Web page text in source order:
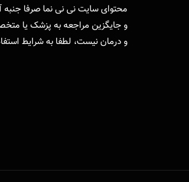
محتوای سایت نی نی نما صرفا
و جایگزین مراجعه به پزشک یا
و درمان نیست، لطفا بهشرایط